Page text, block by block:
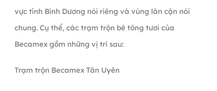
vực tỉnh Bình Dương nói riêng và vùng lân cận nói
chung. Cụ thể, các trạm trộn bê tông tươi của
Becamex gồm những vị trí sau:
Trạm trộn Becamex Tân Uyên